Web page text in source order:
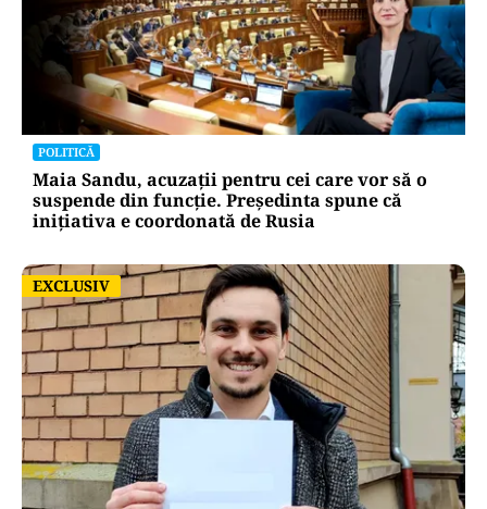
POLITICĂ
Maia Sandu, acuzații pentru cei care vor să o
suspende din funcție. Președinta spune că
inițiativa e coordonată de Rusia
EXCLUSIV
EXCLUSIV